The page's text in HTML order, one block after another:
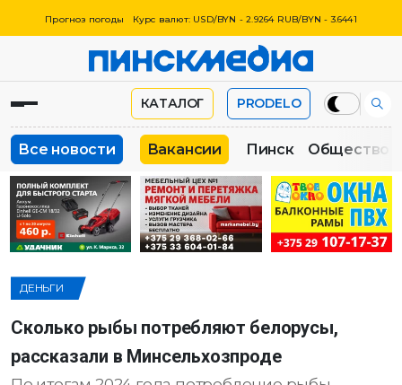
Прогноз погоды Курс валют: USD/BYN - 2.9264 RUB/BYN - 3.6441
КАТАЛОГ PRODELO
Все новости Вакансии Пинск Общество
ДЕНЬГИ
Сколько рыбы потребляют белорусы,
рассказали в Минсельхозпроде